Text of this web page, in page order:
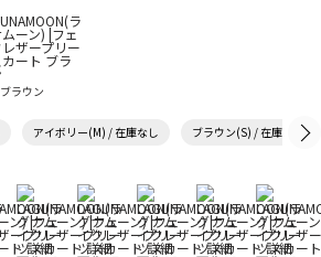
ブラウン
アイボリー(M) / 在庫なし ブラウン(S) / 在庫なし